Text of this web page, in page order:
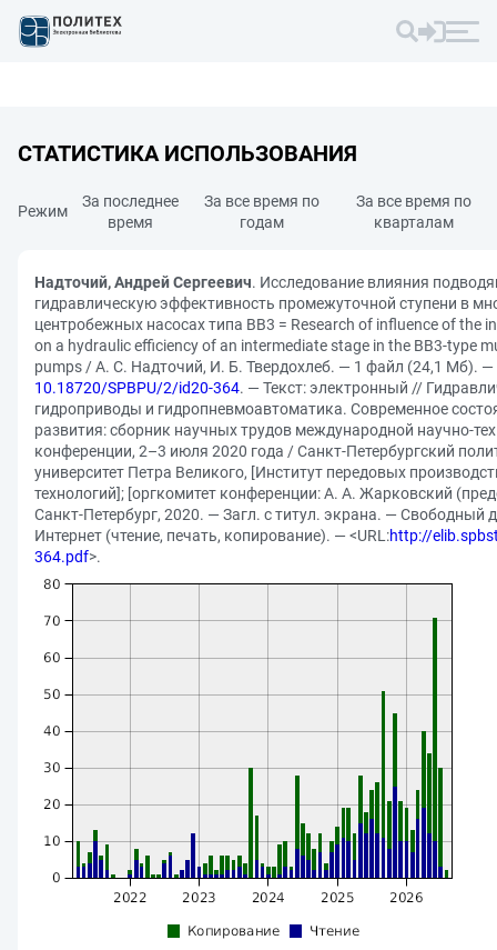
СТАТИСТИКА ИСПОЛЬЗОВАНИЯ
Режим
За последнее
время
За все время по
годам
За все время по
кварталам
Надточий, Андрей Сергеевич. Исследование влияния
гидравлическую эффективность промежуточной ступени в
центробежных насосах типа BB3 = Research of influence of the
on a hydraulic efficiency of an intermediate stage in the BB3-type
pumps / А. C. Надточий, И. Б. Твердохлеб. — 1 файл (24,1 Мб). —
10.18720/SPBPU/2/id20-364. — Текст: электронный //
гидроприводы и гидропневмоавтоматика. Современное
развития: сборник научных трудов международной научно-
конференции, 2–3 июля 2020 года / Санкт-Петербургский
университет Петра Великого, [Институт передовых
технологий]; [оргкомитет конференции: А. А. Жарковский
Санкт-Петербург, 2020. — Загл. с титул. экрана. — Свободный
Интернет (чтение, печать, копирование). — <URL:http://
364.pdf>.